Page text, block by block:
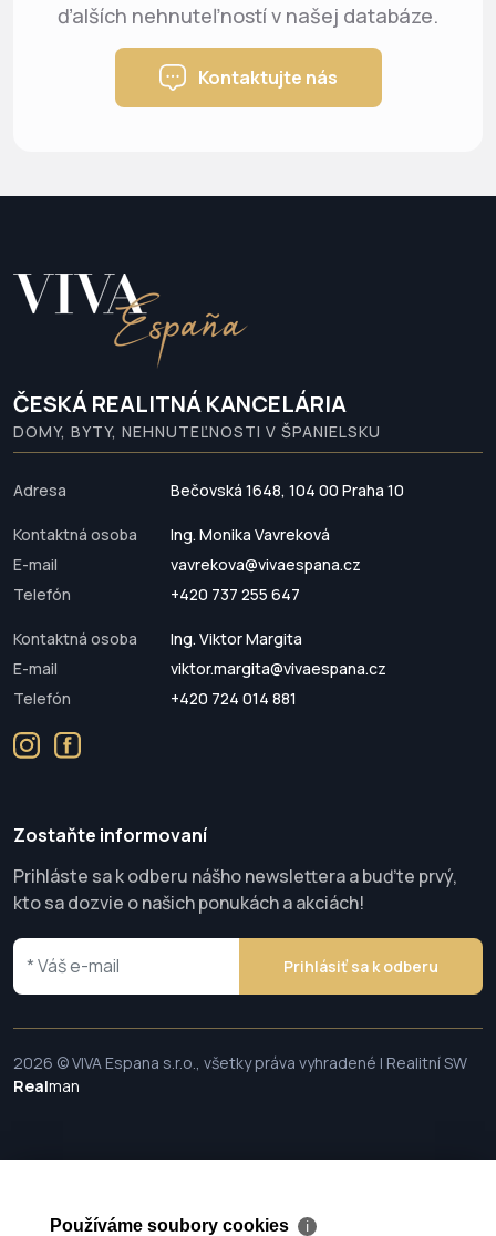
ďalších nehnuteľností v našej databáze.
Kontaktujte nás
ČESKÁ REALITNÁ KANCELÁRIA
DOMY, BYTY, NEHNUTEĽNOSTI V ŠPANIELSKU
Adresa Bečovská 1648, 104 00 Praha 10
Kontaktná osoba
Ing. Monika Vavreková
E-mail
vavrekova@vivaespana.cz
Telefón
+420 737 255 647
Kontaktná osoba
Ing. Viktor Margita
E-mail
viktor.margita@vivaespana.cz
Telefón
+420 724 014 881
Zostaňte informovaní
Prihláste sa k odberu nášho newslettera a buďte prvý,
kto sa dozvie o našich ponukách a akciách!
Prihlásiť sa k odberu
2026 © VIVA Espana s.r.o., všetky práva vyhradené | Realitní SW
Realman
Používáme soubory cookies ℹ